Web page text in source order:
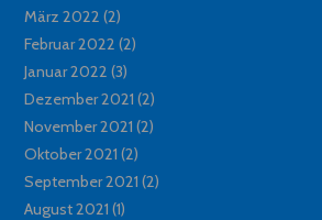
März 2022 (2)
Februar 2022 (2)
Januar 2022 (3)
Dezember 2021 (2)
November 2021 (2)
Oktober 2021 (2)
September 2021 (2)
August 2021 (1)